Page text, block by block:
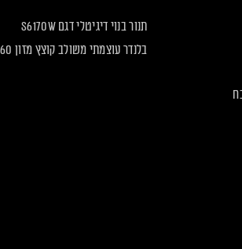
תנור בנוי דיגיטלי דגם S6170W
בלנדר עוצמתי משולב קוצץ מזון BLF2160